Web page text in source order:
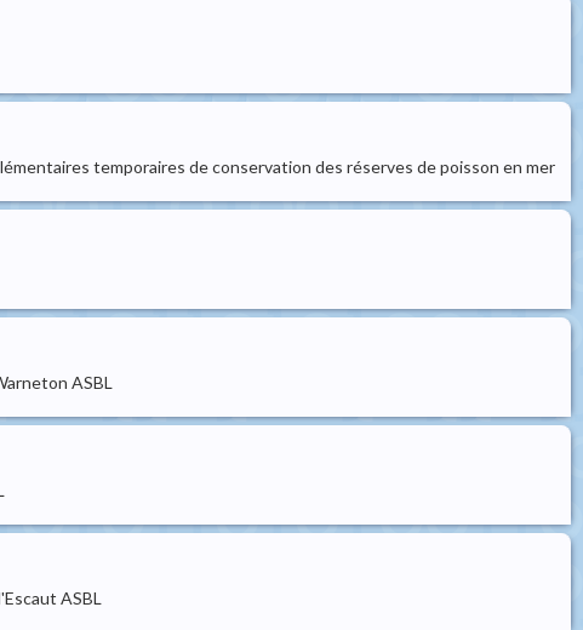
temporaires de conservation des réserves de poisson en mer
ASBL
ASBL